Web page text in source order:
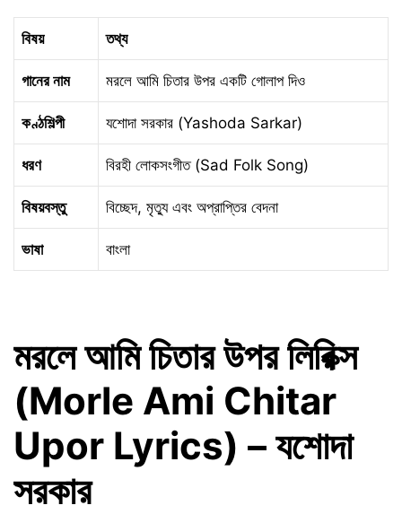
বিষয় তথ্য
গানের নাম মরলে আমি চিতার উপর একটি গোলাপ দিও
কণ্ঠশিল্পী যশোদা সরকার (Yashoda Sarkar)
ধরণ বিরহী লোকসংগীত (Sad Folk Song)
বিষয়বস্তু বিচ্ছেদ, মৃত্যু এবং অপ্রাপ্তির বেদনা
ভাষা বাংলা
মরলে আমি চিতার উপর লিরিক্স
(Morle Ami Chitar
Upor Lyrics) – যশোদা
সরকার